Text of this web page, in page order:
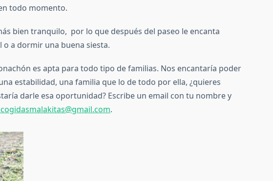
todo momento.
bien tranquilo, por lo que después del paseo le encanta
a dormir una buena siesta.
es apta para todo tipo de familias. Nos encantaría poder
estabilidad, una familia que lo de todo por ella, ¿quieres
darle esa oportunidad? Escribe un email con tu nombre y
.